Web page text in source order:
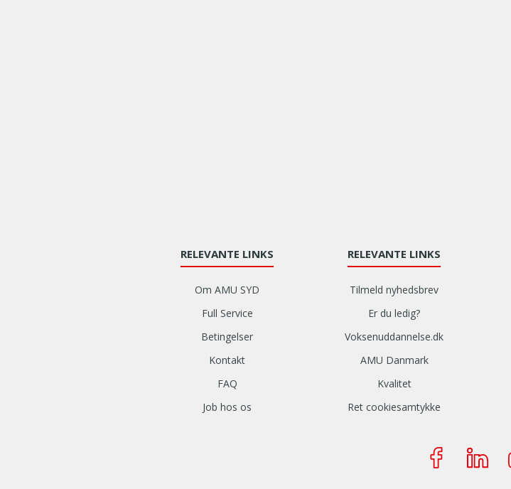
RELEVANTE LINKS
Om AMU SYD
Full Service
Betingelser
Kontakt
FAQ
Job hos os
RELEVANTE LINKS
Tilmeld nyhedsbrev
Er du ledig?
Voksenuddannelse.dk
AMU Danmark
Kvalitet
Ret cookiesamtykke